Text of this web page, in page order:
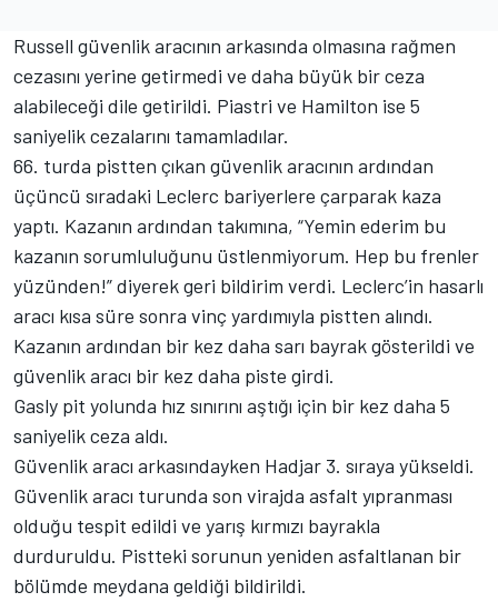
Russell güvenlik aracının arkasında olmasına rağmen
cezasını yerine getirmedi ve daha büyük bir ceza
alabileceği dile getirildi. Piastri ve Hamilton ise 5
saniyelik cezalarını tamamladılar.
66. turda pistten çıkan güvenlik aracının ardından
üçüncü sıradaki Leclerc bariyerlere çarparak kaza
yaptı. Kazanın ardından takımına, “Yemin ederim bu
kazanın sorumluluğunu üstlenmiyorum. Hep bu frenler
yüzünden!” diyerek geri bildirim verdi. Leclerc’in hasarlı
aracı kısa süre sonra vinç yardımıyla pistten alındı.
Kazanın ardından bir kez daha sarı bayrak gösterildi ve
güvenlik aracı bir kez daha piste girdi.
Gasly pit yolunda hız sınırını aştığı için bir kez daha 5
saniyelik ceza aldı.
Güvenlik aracı arkasındayken Hadjar 3. sıraya yükseldi.
Güvenlik aracı turunda son virajda asfalt yıpranması
olduğu tespit edildi ve yarış kırmızı bayrakla
durduruldu. Pistteki sorunun yeniden asfaltlanan bir
bölümde meydana geldiği bildirildi.